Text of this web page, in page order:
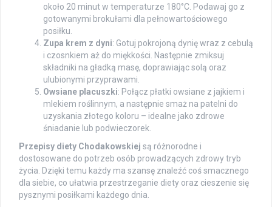
około 20 minut w temperaturze 180°C. Podawaj go z
gotowanymi brokułami dla pełnowartościowego
posiłku.
Zupa krem z dyni: Gotuj pokrojoną dynię wraz z cebulą
i czosnkiem aż do miękkości. Następnie zmiksuj
składniki na gładką masę, doprawiając solą oraz
ulubionymi przyprawami.
Owsiane placuszki: Połącz płatki owsiane z jajkiem i
mlekiem roślinnym, a następnie smaż na patelni do
uzyskania złotego koloru – idealne jako zdrowe
śniadanie lub podwieczorek.
Przepisy diety Chodakowskiej są różnorodne i
dostosowane do potrzeb osób prowadzących zdrowy tryb
życia. Dzięki temu każdy ma szansę znaleźć coś smacznego
dla siebie, co ułatwia przestrzeganie diety oraz cieszenie się
pysznymi posiłkami każdego dnia.